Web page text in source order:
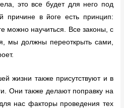
это все будет для него под
причине в йоге есть принцип:
можно научиться. Все законы, с
мы должны переоткрыть сами,
жизни также присутствуют и в
Они также делают поправку на
нас факторы проведения тех